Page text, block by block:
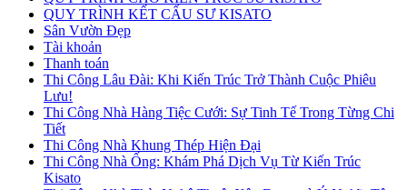
QUY TRÌNH KẾT CẤU SƯ KISATO
Sân Vườn Đẹp
Tài khoản
Thanh toán
Thi Công Lâu Đài: Khi Kiến Trúc Trở Thành Cuộc Phiêu
Lưu!
Thi Công Nhà Hàng Tiệc Cưới: Sự Tinh Tế Trong Từng Chi
Tiết
Thi Công Nhà Khung Thép Hiện Đại
Thi Công Nhà Ống: Khám Phá Dịch Vụ Từ Kiến Trúc
Kisato